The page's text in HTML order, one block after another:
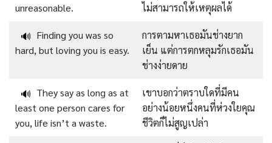
unreasonable.
ไม่สามารถให้เหตุผลได้
🔊 Finding you was so
hard, but loving you is easy.
การตามหาเธอมันช่างยาก
เย็น แต่การตกหลุมรักเธอมัน
ช่างง่ายดาย
🔊 They say as long as at
least one person cares for
you, life isn’t a waste.
เขาบอกว่าตราบใดที่มีคน
อย่างน้อยหนึ่งคนที่ห่วงใยคุณ
ชีวิตก็ไม่สูญเปล่า